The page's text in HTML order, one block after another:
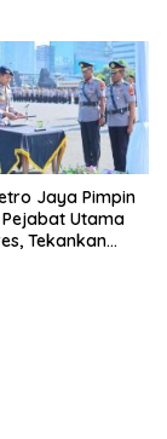
Jaya Pimpin
Utama
Tekankan